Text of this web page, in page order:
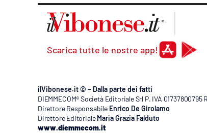
Scarica tutte le nostre app!
ilVibonese.it © – Dalla parte dei fatti
DIEMMECOM® Società Editoriale Srl P. IVA 01737800795
Direttore Responsabile Enrico De Girolamo
Direttore Editoriale Maria Grazia Falduto
www.diemmecom.it